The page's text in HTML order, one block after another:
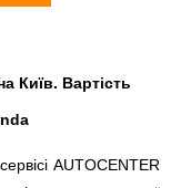
Київ. Вартість
AUTOCENTER